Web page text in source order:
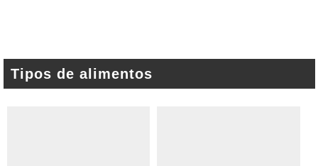
Tipos de alimentos